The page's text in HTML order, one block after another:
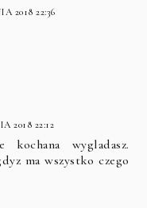
2018 22:36
2018 22:12
wygladasz.
ma wszystko czego